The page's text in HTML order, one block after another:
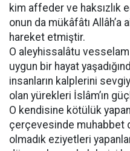
kim affeder ve haksızlık
onun da mükâfâtı Allâh’a
hareket etmiştir.
O aleyhissalâtu vesselam
uygun bir hayat
insanların kalplerini
olan yürekleri İslâm’ın
O kendisine kötülük
çerçevesinde muhabbet
olmadık eziyetleri